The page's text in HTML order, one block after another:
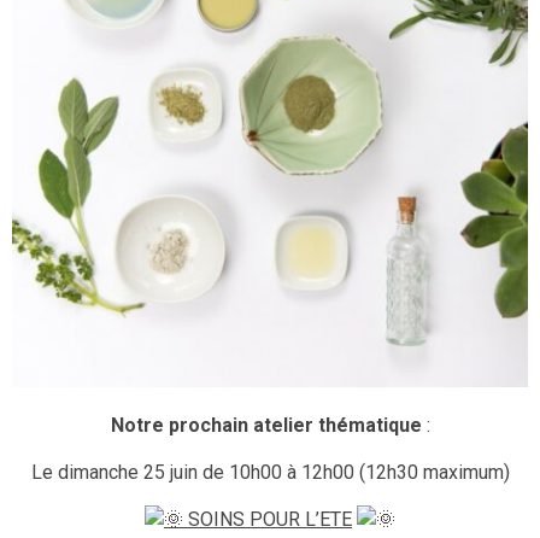
Notre prochain atelier thématique :
Le dimanche 25 juin de 10h00 à 12h00 (12h30 maximum)
SOINS POUR L’ETE